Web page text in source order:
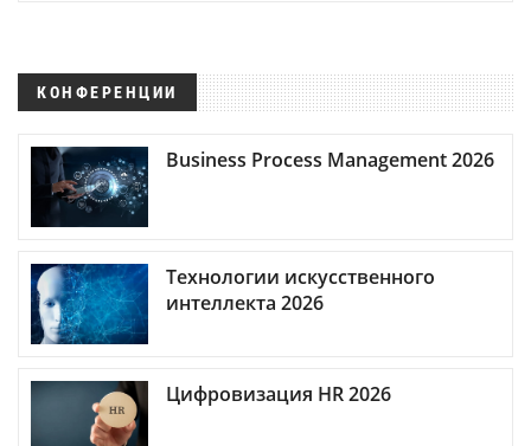
КОНФЕРЕНЦИИ
Business Process Management 2026
Технологии искусственного
интеллекта 2026
Цифровизация HR 2026